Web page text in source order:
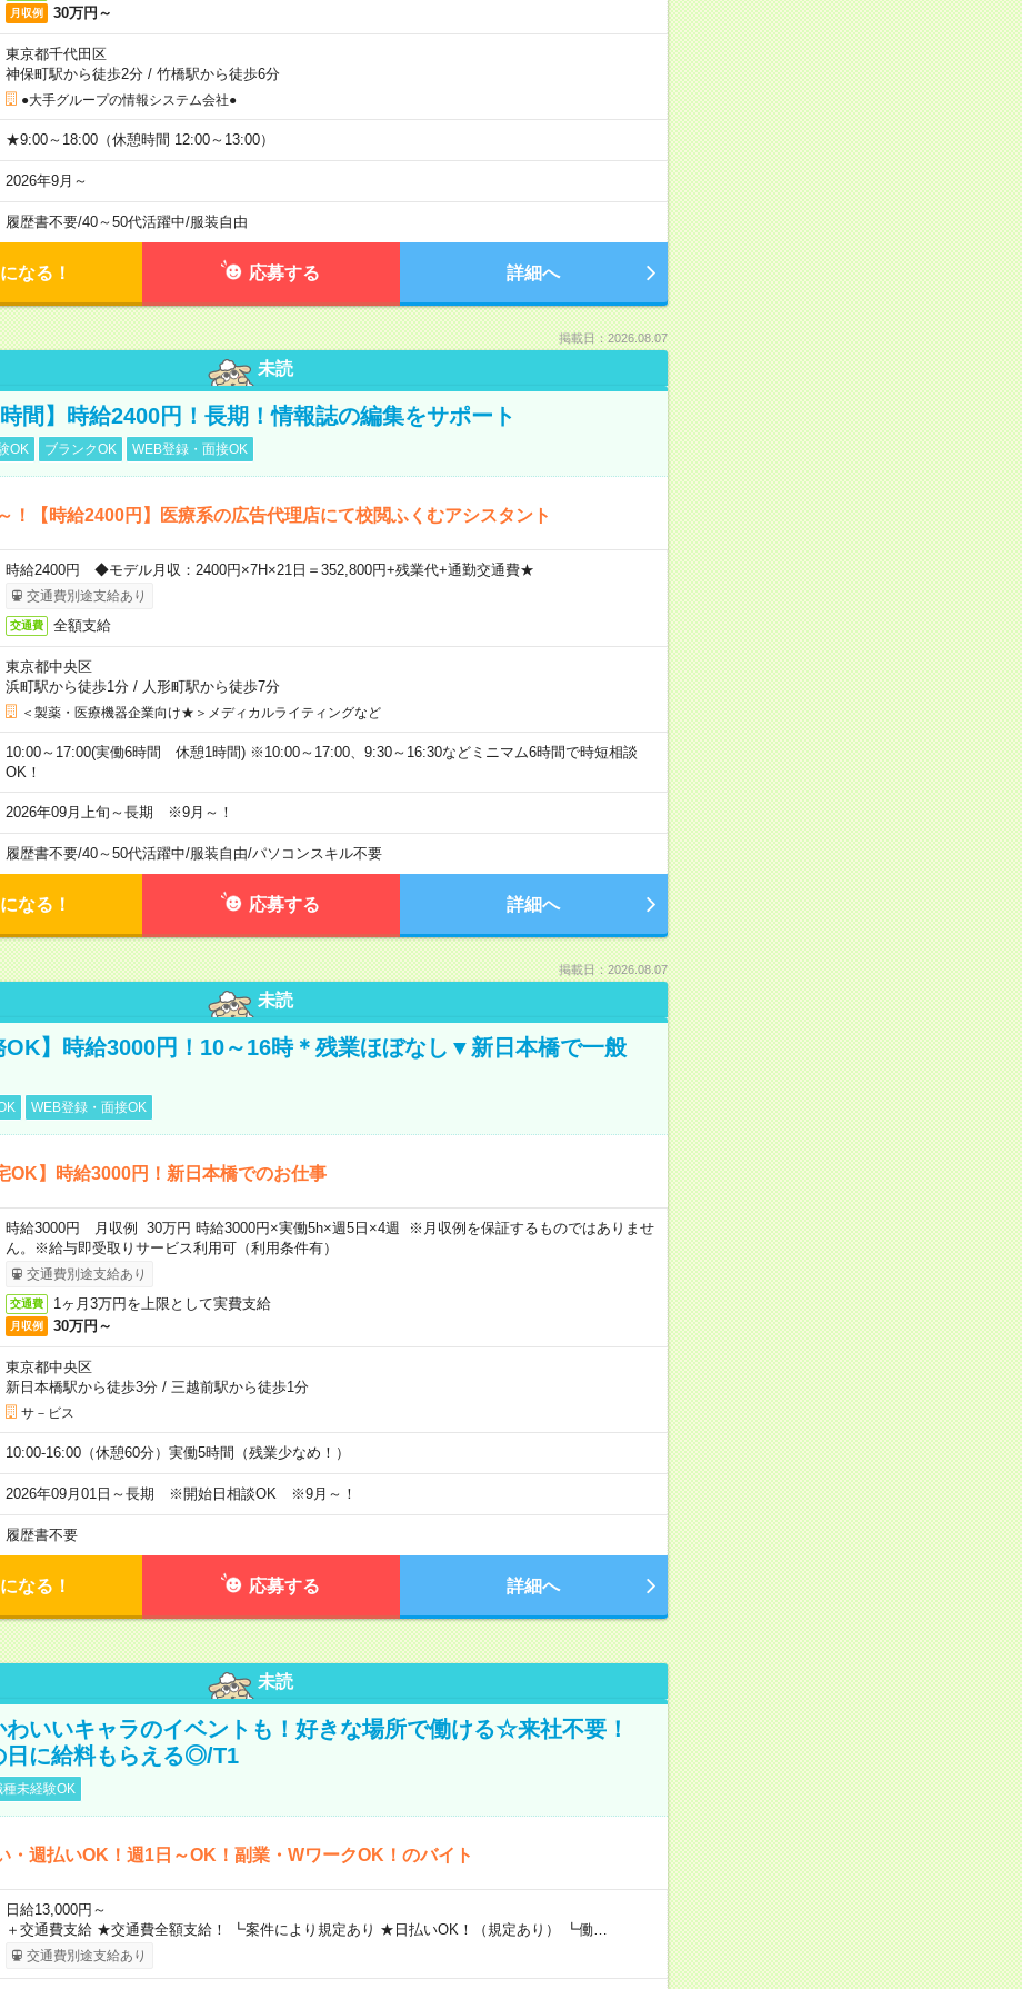
月収例 30万円～
東京都千代田区
神保町駅から徒歩2分/ 竹橋駅から徒歩6分
●大手グループの情報システム会社●
★9:00～18:00（休憩時間 12:00～13:00）
2026年9月～
履歴書不要/40～50代活躍中/服装自由
なる！ 応募する 詳細へ
掲載日：2026.08.07
未読
時間】時給2400円！長期！情報誌の編集をサポート
OK ブランクOK WEB登録・面接OK
！【時給2400円】医療系の広告代理店にて校閲ふくむアシスタント
時給2400円 ◆モデル月収：2400円×7H×21日＝352,800円+残業代+通勤交通費★
交通費別途支給あり
交通費 全額支給
東京都中央区
浜町駅から徒歩1分/ 人形町駅から徒歩7分
＜製薬・医療機器企業向け★＞メディカルライティングなど
10:00～17:00(実働6時間 休憩1時間) ※10:00～17:00、9:30～16:30などミニマム6時間で時短相談
OK！
2026年09月上旬～長期 ※9月～！
履歴書不要/40～50代活躍中/服装自由/パソコンスキル不要
なる！ 応募する 詳細へ
掲載日：2026.08.07
未読
OK】時給3000円！10～16時＊残業ほぼなし▼新日本橋で一般
WEB登録・面接OK
OK】時給3000円！新日本橋でのお仕事
時給3000円 月収例 30万円 時給3000円×実働5h×週5日×4週 ※月収例を保証するものではありませ
ん。※給与即受取りサービス利用可（利用条件有）
交通費別途支給あり
交通費 1ヶ月3万円を上限として実費支給
月収例 30万円～
東京都中央区
新日本橋駅から徒歩3分/ 三越前駅から徒歩1分
サ－ビス
10:00-16:00（休憩60分）実働5時間（残業少なめ！）
2026年09月01日～長期 ※開始日相談OK ※9月～！
履歴書不要
なる！ 応募する 詳細へ
未読
わいいキャラのイベントも！好きな場所で働ける☆来社不要！
日に給料もらえる◎/T1
種未経験OK
・週払いOK！週1日～OK！副業・WワークOK！のバイト
日給13,000円～
＋交通費支給 ★交通費全額支給！ ┗案件により規定あり ★日払いOK！（規定あり） ┗働…
交通費別途支給あり